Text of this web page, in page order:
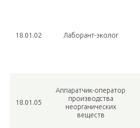
18.01.02 Лаборант-эколог
18.01.05
Аппаратчик-оператор
производства
неорганических
веществ